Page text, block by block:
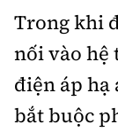
Trong khi
nối vào hệ
điện áp hạ
bắt buộc